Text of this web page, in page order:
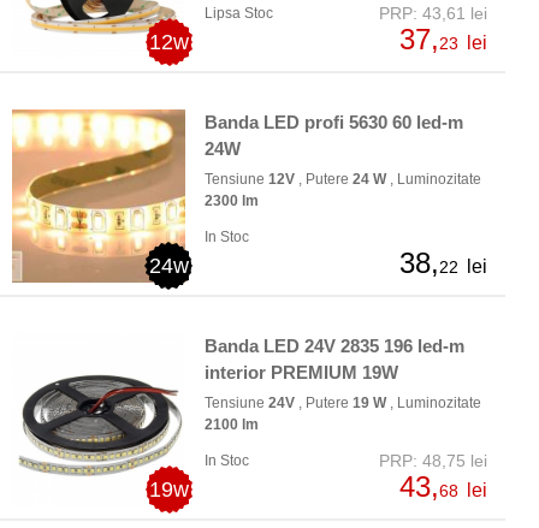
12w
Lipsa Stoc PRP: 43,61 lei
37,23 lei
24w
Banda LED profi 5630 60 led-m
24W
Tensiune 12V , Putere 24 W, Luminozitate
2300 lm
In Stoc
38,22 lei
19w
Banda LED 24V 2835 196 led-m
interior PREMIUM 19W
Tensiune 24V , Putere 19 W, Luminozitate
2100 lm
In Stoc PRP: 48,75 lei
43,68 lei